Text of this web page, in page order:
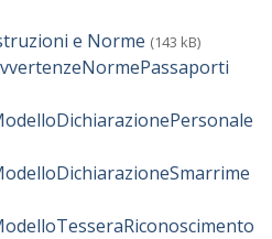
e Norme (143 kB)